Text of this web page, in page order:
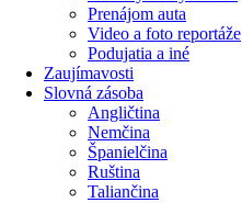
Prenájom auta
Video a foto reportáže
Podujatia a iné
Zaujímavosti
Slovná zásoba
Angličtina
Nemčina
Španielčina
Ruština
Taliančina